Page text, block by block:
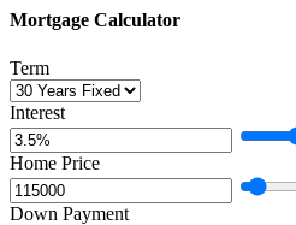
Mortgage Calculator
Term
Interest
Home Price
Down Payment